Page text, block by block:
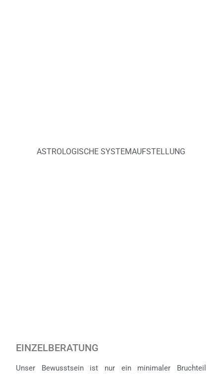
ASTROLOGISCHE SYSTEMAUFSTELLUNG
EINZELBERATUNG
Unser Bewusstsein ist nur ein minimaler Bruchteil